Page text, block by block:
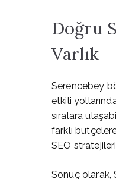
Doğru
Varlık
Serencebey
etkili
sıralara
farklı
SEO
Sonuç olarak,